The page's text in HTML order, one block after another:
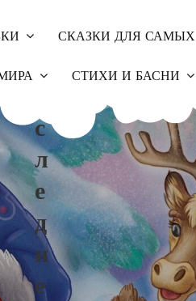
СКАЗКИ ДЛЯ
СТИХИ И БАСНИ
С
Л
Е
Д
Н
Е